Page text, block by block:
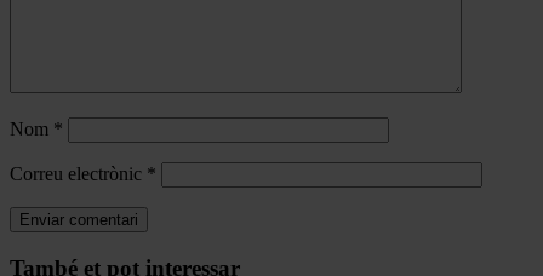
Nom *
Correu electrònic *
Navegar
També et pot interessar